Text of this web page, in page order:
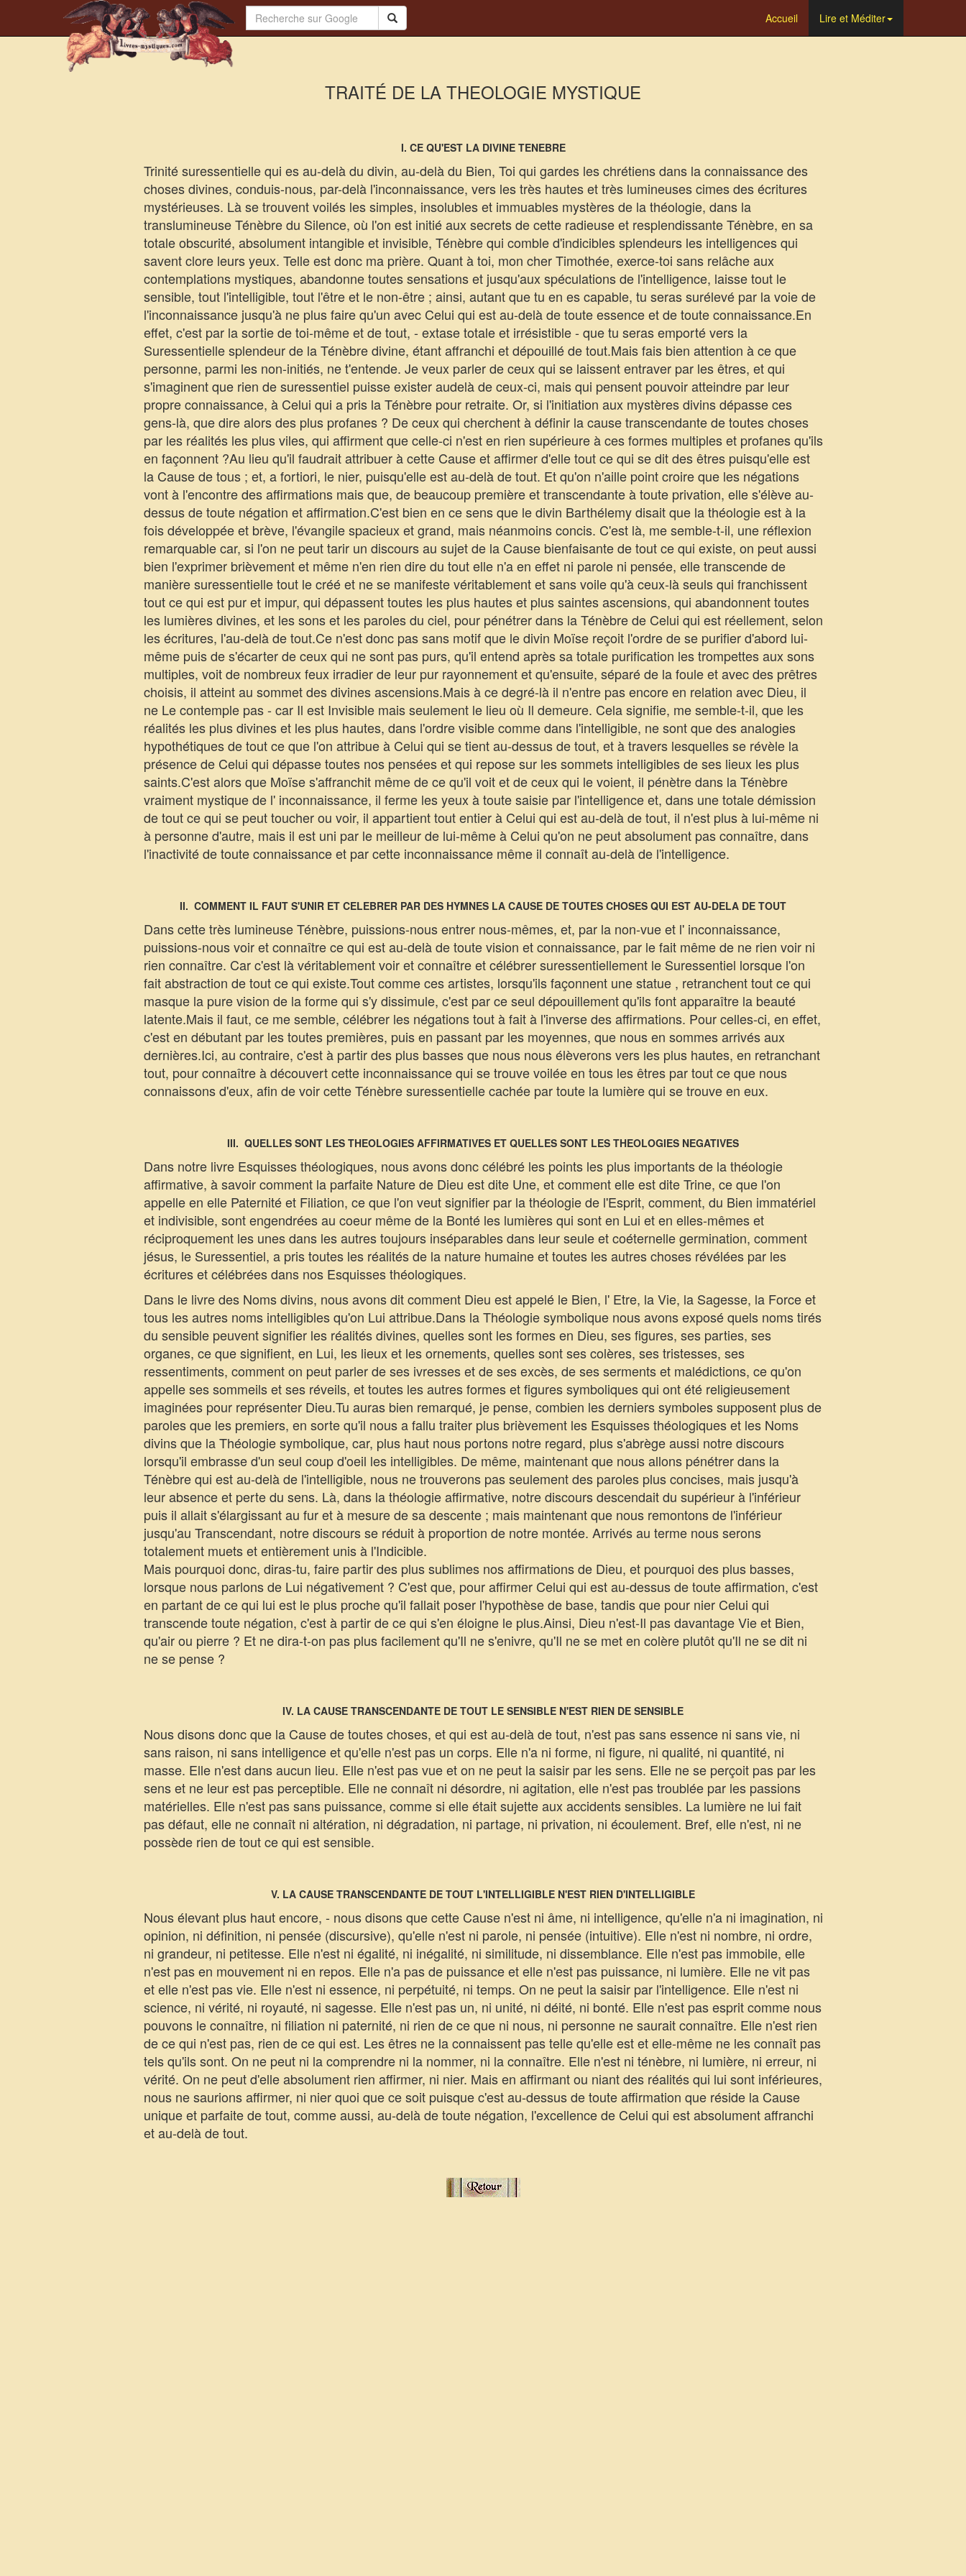
Accueil Lire et Méditer
TRAITÉ DE LA THEOLOGIE MYSTIQUE
I. CE QU'EST LA DIVINE TENEBRE
Trinité suressentielle qui es au-delà du divin, au-delà du Bien, Toi qui gardes les chrétiens dans la connaissance des
choses divines, conduis-nous, par-delà l'inconnaissance, vers les très hautes et très lumineuses cimes des écritures
mystérieuses. Là se trouvent voilés les simples, insolubles et immuables mystères de la théologie, dans la
translumineuse Ténèbre du Silence, où l'on est initié aux secrets de cette radieuse et resplendissante Ténèbre, en sa
totale obscurité, absolument intangible et invisible, Ténèbre qui comble d'indicibles splendeurs les intelligences qui
savent clore leurs yeux. Telle est donc ma prière. Quant à toi, mon cher Timothée, exerce-toi sans relâche aux
contemplations mystiques, abandonne toutes sensations et jusqu'aux spéculations de l'intelligence, laisse tout le
sensible, tout l'intelligible, tout l'être et le non-être ; ainsi, autant que tu en es capable, tu seras surélevé par la voie de
l'inconnaissance jusqu'à ne plus faire qu'un avec Celui qui est au-delà de toute essence et de toute connaissance.En
effet, c'est par la sortie de toi-même et de tout, - extase totale et irrésistible - que tu seras emporté vers la
Suressentielle splendeur de la Ténèbre divine, étant affranchi et dépouillé de tout.Mais fais bien attention à ce que
personne, parmi les non-initiés, ne t'entende. Je veux parler de ceux qui se laissent entraver par les êtres, et qui
s'imaginent que rien de suressentiel puisse exister audelà de ceux-ci, mais qui pensent pouvoir atteindre par leur
propre connaissance, à Celui qui a pris la Ténèbre pour retraite. Or, si l'initiation aux mystères divins dépasse ces
gens-là, que dire alors des plus profanes ? De ceux qui cherchent à définir la cause transcendante de toutes choses
par les réalités les plus viles, qui affirment que celle-ci n'est en rien supérieure à ces formes multiples et profanes qu'ils
en façonnent ?Au lieu qu'il faudrait attribuer à cette Cause et affirmer d'elle tout ce qui se dit des êtres puisqu'elle est
la Cause de tous ; et, a fortiori, le nier, puisqu'elle est au-delà de tout. Et qu'on n'aille point croire que les négations
vont à l'encontre des affirmations mais que, de beaucoup première et transcendante à toute privation, elle s'élève au-
dessus de toute négation et affirmation.C'est bien en ce sens que le divin Barthélemy disait que la théologie est à la
fois développée et brève, l'évangile spacieux et grand, mais néanmoins concis. C'est là, me semble-t-il, une réflexion
remarquable car, si l'on ne peut tarir un discours au sujet de la Cause bienfaisante de tout ce qui existe, on peut aussi
bien l'exprimer brièvement et même n'en rien dire du tout elle n'a en effet ni parole ni pensée, elle transcende de
manière suressentielle tout le créé et ne se manifeste véritablement et sans voile qu'à ceux-là seuls qui franchissent
tout ce qui est pur et impur, qui dépassent toutes les plus hautes et plus saintes ascensions, qui abandonnent toutes
les lumières divines, et les sons et les paroles du ciel, pour pénétrer dans la Ténèbre de Celui qui est réellement, selon
les écritures, l'au-delà de tout.Ce n'est donc pas sans motif que le divin Moïse reçoit l'ordre de se purifier d'abord lui-
même puis de s'écarter de ceux qui ne sont pas purs, qu'il entend après sa totale purification les trompettes aux sons
multiples, voit de nombreux feux irradier de leur pur rayonnement et qu'ensuite, séparé de la foule et avec des prêtres
choisis, il atteint au sommet des divines ascensions.Mais à ce degré-là il n'entre pas encore en relation avec Dieu, il
ne Le contemple pas - car Il est Invisible mais seulement le lieu où Il demeure. Cela signifie, me semble-t-il, que les
réalités les plus divines et les plus hautes, dans l'ordre visible comme dans l'intelligible, ne sont que des analogies
hypothétiques de tout ce que l'on attribue à Celui qui se tient au-dessus de tout, et à travers lesquelles se révèle la
présence de Celui qui dépasse toutes nos pensées et qui repose sur les sommets intelligibles de ses lieux les plus
saints.C'est alors que Moïse s'affranchit même de ce qu'il voit et de ceux qui le voient, il pénètre dans la Ténèbre
vraiment mystique de l' inconnaissance, il ferme les yeux à toute saisie par l'intelligence et, dans une totale démission
de tout ce qui se peut toucher ou voir, il appartient tout entier à Celui qui est au-delà de tout, il n'est plus à lui-même ni
à personne d'autre, mais il est uni par le meilleur de lui-même à Celui qu'on ne peut absolument pas connaître, dans
l'inactivité de toute connaissance et par cette inconnaissance même il connaît au-delà de l'intelligence.
II. COMMENT IL FAUT S'UNIR ET CELEBRER PAR DES HYMNES LA CAUSE DE TOUTES CHOSES QUI EST AU-DELA DE TOUT
Dans cette très lumineuse Ténèbre, puissions-nous entrer nous-mêmes, et, par la non-vue et l' inconnaissance,
puissions-nous voir et connaître ce qui est au-delà de toute vision et connaissance, par le fait même de ne rien voir ni
rien connaître. Car c'est là véritablement voir et connaître et célébrer suressentiellement le Suressentiel lorsque l'on
fait abstraction de tout ce qui existe.Tout comme ces artistes, lorsqu'ils façonnent une statue , retranchent tout ce qui
masque la pure vision de la forme qui s'y dissimule, c'est par ce seul dépouillement qu'ils font apparaître la beauté
latente.Mais il faut, ce me semble, célébrer les négations tout à fait à l'inverse des affirmations. Pour celles-ci, en effet,
c'est en débutant par les toutes premières, puis en passant par les moyennes, que nous en sommes arrivés aux
dernières.Ici, au contraire, c'est à partir des plus basses que nous nous élèverons vers les plus hautes, en retranchant
tout, pour connaître à découvert cette inconnaissance qui se trouve voilée en tous les êtres par tout ce que nous
connaissons d'eux, afin de voir cette Ténèbre suressentielle cachée par toute la lumière qui se trouve en eux.
III. QUELLES SONT LES THEOLOGIES AFFIRMATIVES ET QUELLES SONT LES THEOLOGIES NEGATIVES
Dans notre livre Esquisses théologiques, nous avons donc célébré les points les plus importants de la théologie
affirmative, à savoir comment la parfaite Nature de Dieu est dite Une, et comment elle est dite Trine, ce que l'on
appelle en elle Paternité et Filiation, ce que l'on veut signifier par la théologie de l'Esprit, comment, du Bien immatériel
et indivisible, sont engendrées au coeur même de la Bonté les lumières qui sont en Lui et en elles-mêmes et
réciproquement les unes dans les autres toujours inséparables dans leur seule et coéternelle germination, comment
jésus, le Suressentiel, a pris toutes les réalités de la nature humaine et toutes les autres choses révélées par les
écritures et célébrées dans nos Esquisses théologiques.
Dans le livre des Noms divins, nous avons dit comment Dieu est appelé le Bien, l' Etre, la Vie, la Sagesse, la Force et
tous les autres noms intelligibles qu'on Lui attribue.Dans la Théologie symbolique nous avons exposé quels noms tirés
du sensible peuvent signifier les réalités divines, quelles sont les formes en Dieu, ses figures, ses parties, ses
organes, ce que signifient, en Lui, les lieux et les ornements, quelles sont ses colères, ses tristesses, ses
ressentiments, comment on peut parler de ses ivresses et de ses excès, de ses serments et malédictions, ce qu'on
appelle ses sommeils et ses réveils, et toutes les autres formes et figures symboliques qui ont été religieusement
imaginées pour représenter Dieu.Tu auras bien remarqué, je pense, combien les derniers symboles supposent plus de
paroles que les premiers, en sorte qu'il nous a fallu traiter plus brièvement les Esquisses théologiques et les Noms
divins que la Théologie symbolique, car, plus haut nous portons notre regard, plus s'abrège aussi notre discours
lorsqu'il embrasse d'un seul coup d'oeil les intelligibles. De même, maintenant que nous allons pénétrer dans la
Ténèbre qui est au-delà de l'intelligible, nous ne trouverons pas seulement des paroles plus concises, mais jusqu'à
leur absence et perte du sens. Là, dans la théologie affirmative, notre discours descendait du supérieur à l'inférieur
puis il allait s'élargissant au fur et à mesure de sa descente ; mais maintenant que nous remontons de l'inférieur
jusqu'au Transcendant, notre discours se réduit à proportion de notre montée. Arrivés au terme nous serons
totalement muets et entièrement unis à l'Indicible.
Mais pourquoi donc, diras-tu, faire partir des plus sublimes nos affirmations de Dieu, et pourquoi des plus basses,
lorsque nous parlons de Lui négativement ? C'est que, pour affirmer Celui qui est au-dessus de toute affirmation, c'est
en partant de ce qui lui est le plus proche qu'il fallait poser l'hypothèse de base, tandis que pour nier Celui qui
transcende toute négation, c'est à partir de ce qui s'en éloigne le plus.Ainsi, Dieu n'est-Il pas davantage Vie et Bien,
qu'air ou pierre ? Et ne dira-t-on pas plus facilement qu'Il ne s'enivre, qu'Il ne se met en colère plutôt qu'Il ne se dit ni
ne se pense ?
IV. LA CAUSE TRANSCENDANTE DE TOUT LE SENSIBLE N'EST RIEN DE SENSIBLE
Nous disons donc que la Cause de toutes choses, et qui est au-delà de tout, n'est pas sans essence ni sans vie, ni
sans raison, ni sans intelligence et qu'elle n'est pas un corps. Elle n'a ni forme, ni figure, ni qualité, ni quantité, ni
masse. Elle n'est dans aucun lieu. Elle n'est pas vue et on ne peut la saisir par les sens. Elle ne se perçoit pas par les
sens et ne leur est pas perceptible. Elle ne connaît ni désordre, ni agitation, elle n'est pas troublée par les passions
matérielles. Elle n'est pas sans puissance, comme si elle était sujette aux accidents sensibles. La lumière ne lui fait
pas défaut, elle ne connaît ni altération, ni dégradation, ni partage, ni privation, ni écoulement. Bref, elle n'est, ni ne
possède rien de tout ce qui est sensible.
V. LA CAUSE TRANSCENDANTE DE TOUT L'INTELLIGIBLE N'EST RIEN D'INTELLIGIBLE
Nous élevant plus haut encore, - nous disons que cette Cause n'est ni âme, ni intelligence, qu'elle n'a ni imagination, ni
opinion, ni définition, ni pensée (discursive), qu'elle n'est ni parole, ni pensée (intuitive). Elle n'est ni nombre, ni ordre,
ni grandeur, ni petitesse. Elle n'est ni égalité, ni inégalité, ni similitude, ni dissemblance. Elle n'est pas immobile, elle
n'est pas en mouvement ni en repos. Elle n'a pas de puissance et elle n'est pas puissance, ni lumière. Elle ne vit pas
et elle n'est pas vie. Elle n'est ni essence, ni perpétuité, ni temps. On ne peut la saisir par l'intelligence. Elle n'est ni
science, ni vérité, ni royauté, ni sagesse. Elle n'est pas un, ni unité, ni déité, ni bonté. Elle n'est pas esprit comme nous
pouvons le connaître, ni filiation ni paternité, ni rien de ce que ni nous, ni personne ne saurait connaître. Elle n'est rien
de ce qui n'est pas, rien de ce qui est. Les êtres ne la connaissent pas telle qu'elle est et elle-même ne les connaît pas
tels qu'ils sont. On ne peut ni la comprendre ni la nommer, ni la connaître. Elle n'est ni ténèbre, ni lumière, ni erreur, ni
vérité. On ne peut d'elle absolument rien affirmer, ni nier. Mais en affirmant ou niant des réalités qui lui sont inférieures,
nous ne saurions affirmer, ni nier quoi que ce soit puisque c'est au-dessus de toute affirmation que réside la Cause
unique et parfaite de tout, comme aussi, au-delà de toute négation, l'excellence de Celui qui est absolument affranchi
et au-delà de tout.